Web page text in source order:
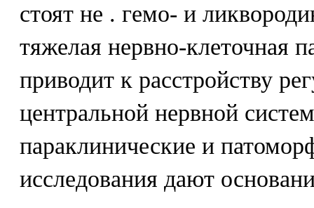
стоят не . гемо- и
тяжелая нервно-клеточная
приводит к расстройству
центральной нервной
параклинические и
исследования дают